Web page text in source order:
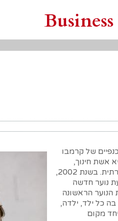
של קרמבו
אשת חינוך,
מנהיגה, טאלנטית בתחומה ויזמת חברתית. בשנת 2002,
תנועת נוער חדשה
הנוער הראשונה
כל ילד, ילדה,
מקום